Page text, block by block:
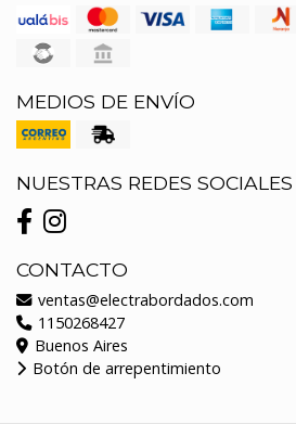
MEDIOS DE ENVÍO
NUESTRAS REDES SOCIALES
CONTACTO
ventas@electrabordados.com
1150268427
Buenos Aires
Botón de arrepentimiento